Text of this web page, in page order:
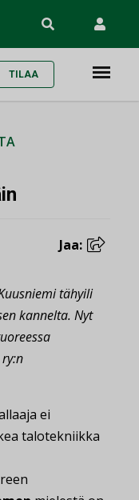
TILAA
Jaa:
tähyili
kannelta. Nyt
ei
talotekniikka